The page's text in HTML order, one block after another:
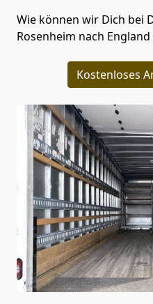
Wie können wir Dich bei
Rosenheim nach England
Kostenloses